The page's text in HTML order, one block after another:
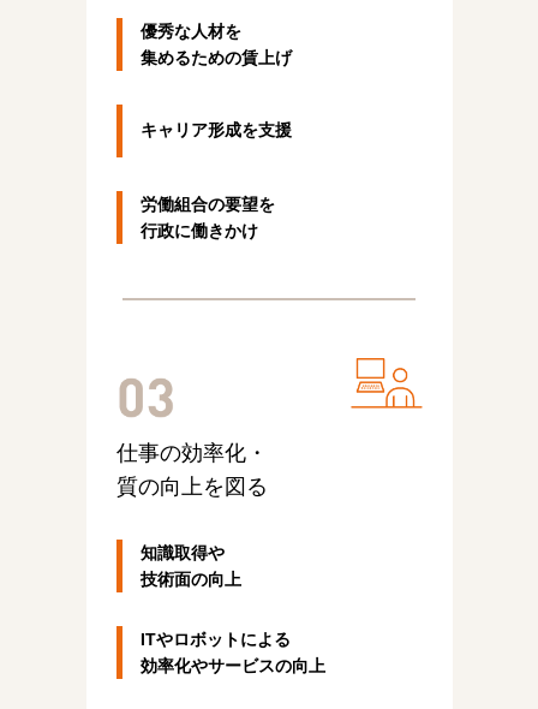
優秀な人材を
集めるための賃上げ
キャリア形成を支援
労働組合の要望を
行政に働きかけ
仕事の効率化・
質の向上を図る
知識取得や
技術面の向上
ITやロボットによる
効率化やサービスの向上